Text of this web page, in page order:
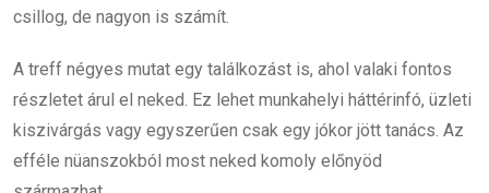
csillog, de nagyon is számít.
A treff négyes mutat egy találkozást is, ahol valaki fontos
részletet árul el neked. Ez lehet munkahelyi háttérinfó, üzleti
kiszivárgás vagy egyszerűen csak egy jókor jött tanács. Az
efféle nüanszokból most neked komoly előnyöd